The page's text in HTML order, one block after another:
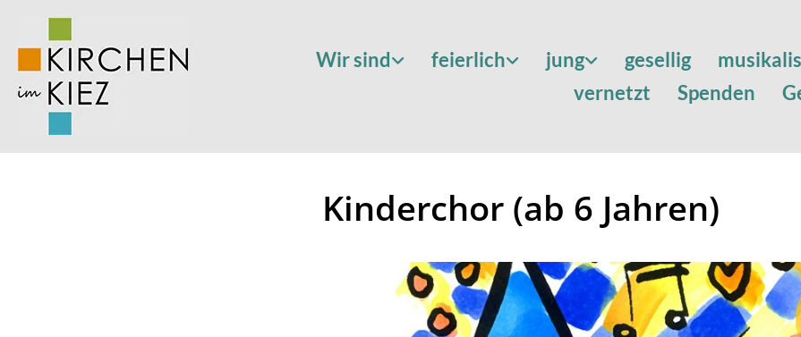
Wir sind feierlich jung gesellig
vernetzt
Spenden
Kinderchor (ab 6 Jahren)